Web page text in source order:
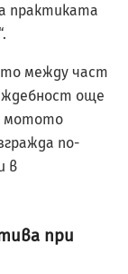
практиката
между част
още
мотото
по-
в
при